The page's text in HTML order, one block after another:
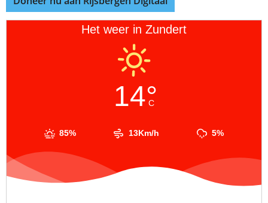
Het weer in Zundert
14°
C
85% 13Km/h 5%